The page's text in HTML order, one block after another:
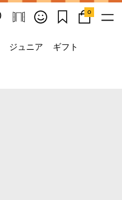
0
ジュニア ギフト